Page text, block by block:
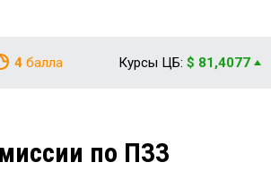
4 балла Курсы ЦБ: $ 81,4077
по ПЗЗ